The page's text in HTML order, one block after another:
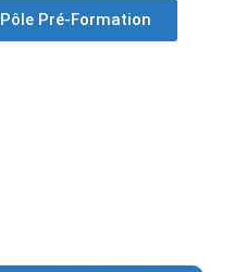
Pôle Pré-Formation